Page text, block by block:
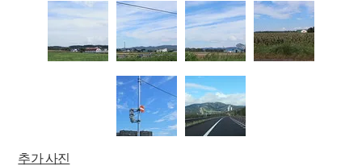
추가 사진